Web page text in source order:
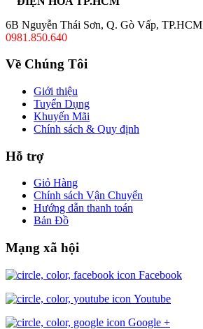
6B Nguyễn Thái Sơn, Q. Gò Vấp, TP.HCM
0981.850.640
Về Chúng Tôi
Giới thiệu
Tuyển Dụng
Khuyến Mãi
Chính sách & Quy định
Hỗ trợ
Giỏ Hàng
Chính sách Vận Chuyển
Hướng dẫn thanh toán
Bản Đồ
Mạng xã hội
Facebook
Youtube
Google +